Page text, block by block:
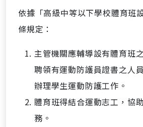
依據「高級中等以下學校體育班
條規定：
主管機關應輔導設有體育班
聘領有運動防護員證書之人
辦理學生運動防護工作。
體育班得結合運動志工，協
務。